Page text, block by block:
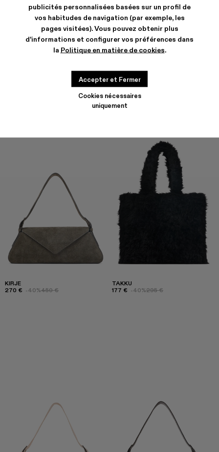
publicités personnalisées basées sur un profil de
vos habitudes de navigation (par exemple, les
pages visitées). Vous pouvez obtenir plus
d'informations et configurer vos préférences dans
la Politique en matière de cookies.
Cookies nécessaires
uniquement
Accepter et Fermer
KIRJE
270 € -40%450 €
TAKKU
177 € -40%295 €